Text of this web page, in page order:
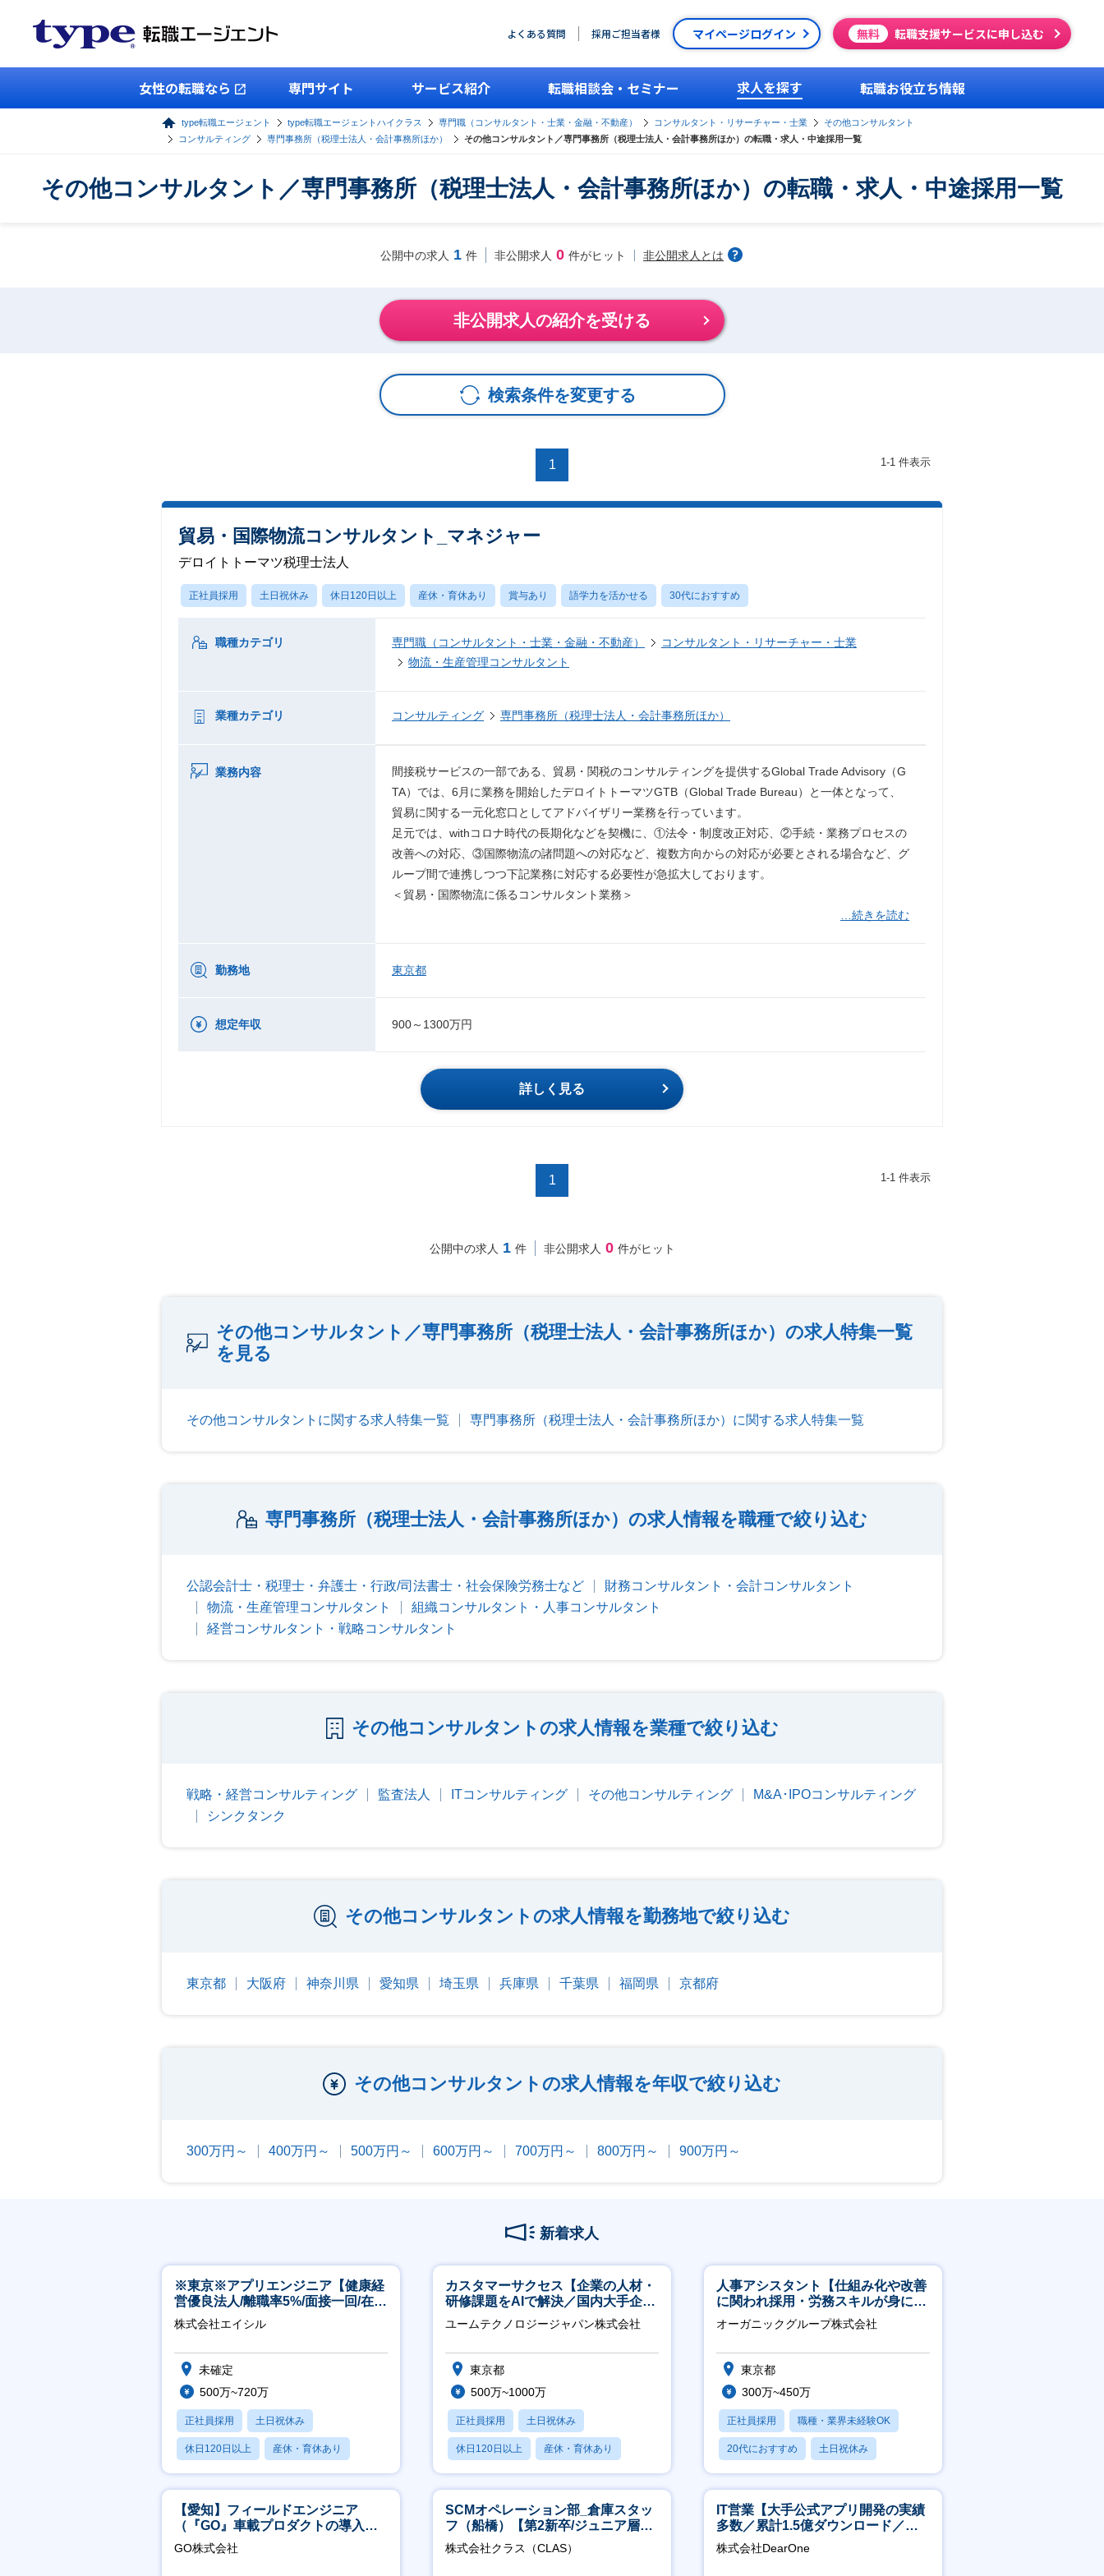
よくある質問 採用ご担当者様 マイページログイン 無料 転職支援サービスに申し込む
女性の転職なら 専門サイト サービス紹介 転職相談会・セミナー 求人を探す 転職お役立ち情報
type転職エージェント type転職エージェントハイクラス 専門職（コンサルタント・士業・金融・不動産） コンサルタント・リサーチャー・士業
その他コンサルタント
コンサルティング
専門事務所（税理士法人・会計事務所ほか） その他コンサルタント／専門事務所（税理士法人・会計事務所ほか）の転職・求人・中途採用一覧
その他コンサルタント／専門事務所（税理士法人・会計事務所ほか）の転職・求人・中途採用一覧
公開中の求人 1 件 非公開求人 0 件がヒット 非公開求人とは
非公開求人の紹介を受ける
検索条件を変更する
1 1-1 件表示
貿易・国際物流コンサルタント_マネジャー
デロイトトーマツ税理士法人
正社員採用 土日祝休み 休日120日以上 産休・育休あり 賞与あり 語学力を活かせる 30代におすすめ
職種カテゴリ 専門職（コンサルタント・士業・金融・不動産）
コンサルタント・リサーチャー・士業
物流・生産管理コンサルタント
業種カテゴリ コンサルティング 専門事務所（税理士法人・会計事務所ほか）
業務内容
間接税サービスの一部である、貿易・関税のコンサルティングを提供するGlobal Trade Advisory（G
TA）では、6月に業務を開始したデロイトトーマツGTB（Global Trade Bureau）と一体となって、
貿易に関する一元化窓口としてアドバイザリー業務を行っています。
足元では、withコロナ時代の長期化などを契機に、①法令・制度改正対応、②手続・業務プロセスの
改善への対応、③国際物流の諸問題への対応など、複数方向からの対応が必要とされる場合など、グ
ループ間で連携しつつ下記業務に対応する必要性が急拡大しております。
＜貿易・国際物流に係るコンサルタント業務＞
…続きを読む
勤務地 東京都
想定年収 900～1300万円
詳しく見る
1 1-1 件表示
公開中の求人 1 件 非公開求人 0 件がヒット
その他コンサルタント／専門事務所（税理士法人・会計事務所ほか）の求人特集一覧
を見る
その他コンサルタントに関する求人特集一覧 専門事務所（税理士法人・会計事務所ほか）に関する求人特集一覧
専門事務所（税理士法人・会計事務所ほか）の求人情報を職種で絞り込む
公認会計士・税理士・弁護士・行政/司法書士・社会保険労務士など
財務コンサルタント・会計コンサルタント
物流・生産管理コンサルタント
組織コンサルタント・人事コンサルタント
経営コンサルタント・戦略コンサルタント
その他コンサルタントの求人情報を業種で絞り込む
戦略・経営コンサルティング 監査法人 ITコンサルティング その他コンサルティング
M&A･IPOコンサルティング
シンクタンク
その他コンサルタントの求人情報を勤務地で絞り込む
東京都 大阪府 神奈川県 愛知県 埼玉県 兵庫県 千葉県 福岡県 京都府
その他コンサルタントの求人情報を年収で絞り込む
300万円～ 400万円～ 500万円～ 600万円～ 700万円～ 800万円～ 900万円～
新着求人
※東京※アプリエンジニア【健康経
営優良法人/離職率5%/面接一回/在宅
有/完休2日/上流案件多数】
株式会社エイシル
未確定
500万~720万
正社員採用 土日祝休み
休日120日以上 産休・育休あり
月残業20時間以内
カスタマーサクセス【企業の人材・
研修課題をAIで解決／国内大手企業
約3万社導入／フレックス可】
ユームテクノロジージャパン株式会社
東京都
500万~1000万
正社員採用 土日祝休み
休日120日以上 産休・育休あり
転勤なし
人事アシスタント【仕組み化や改善
に関われ採用・労務スキルが身につ
く環境／年商120億円超の事業会
社】
オーガニックグループ株式会社
東京都
300万~450万
正社員採用 職種・業界未経験OK
20代におすすめ 土日祝休み
休日120日以上
【愛知】フィールドエンジニア
（『GO』車載プロダクトの導入サ
ポート／年休120日／土日祝休／直
行直帰
GO株式会社
SCMオペレーション部_倉庫スタッ
フ（船橋）【第2新卒/ジュニア層歓
迎】
株式会社クラス（CLAS）
IT営業【大手公式アプリ開発の実績
多数／累計1.5億ダウンロード／週4
リモート／服装髪型自由】
株式会社DearOne